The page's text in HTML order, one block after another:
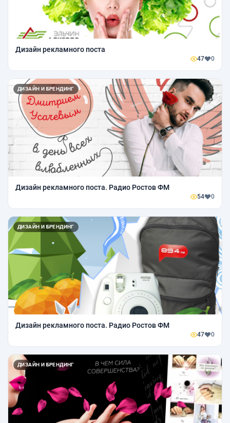
Дизайн рекламного поста
47 0
ДИЗАЙН И БРЕНДИНГ
Дизайн рекламного поста. Радио Ростов ФМ
54 0
ДИЗАЙН И БРЕНДИНГ
Дизайн рекламного поста. Радио Ростов ФМ
47 0
ДИЗАЙН И БРЕНДИНГ